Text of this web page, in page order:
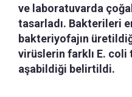
ve laboratuvarda
tasarladı. Bakterileri
bakteriyofajın
virüslerin farklı E.
aşabildiği belirtildi.